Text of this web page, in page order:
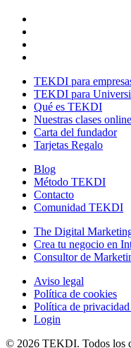
TEKDI para
TEKDI para
Qué es TEKDI
Nuestras clases online
Carta del fundador
Tarjetas Regalo
Blog
Método TEKDI
Contacto
Comunidad TEKDI
The Digital
Crea tu negocio en
Consultor de
Aviso legal
Política de cookies
Política de
Login
© 2026 TEKDI. Todos los